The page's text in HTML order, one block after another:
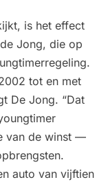
is het effect
Jong, die op
tot en met
De Jong. “Dat
van de winst —
auto van vijftien